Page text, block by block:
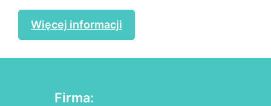
Więcej informacji
Firma: